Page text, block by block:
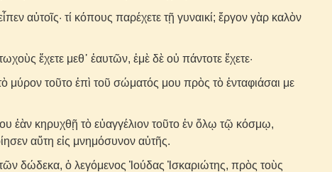
αὐτοῖς· τί κόπους παρέχετε τῇ γυναικί; ἔργον γὰρ καλὸν
ἔχετε μεθ᾽ ἑαυτῶν, ἐμὲ δὲ οὐ πάντοτε ἔχετε·
μύρον τοῦτο ἐπὶ τοῦ σώματός μου πρὸς τὸ ἐνταφιάσαι με
ἐὰν κηρυχθῇ τὸ εὐαγγέλιον τοῦτο ἐν ὅλῳ τῷ κόσμῳ,
αὕτη εἰς μνημόσυνον αὐτῆς.
τῶν δώδεκα, ὁ λεγόμενος Ἰούδας Ἰσκαριώτης, πρὸς τοὺς